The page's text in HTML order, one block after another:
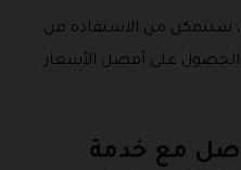
ستتمكن من الاستفادة من
على أفضل الأسعار
مع خدمة